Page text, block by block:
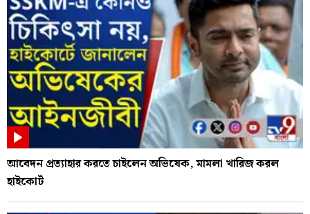
আবেদন প্রত্যাহার করতে চাইলেন অভিষেক, মামলা খারিজ করল
হাইকোর্ট